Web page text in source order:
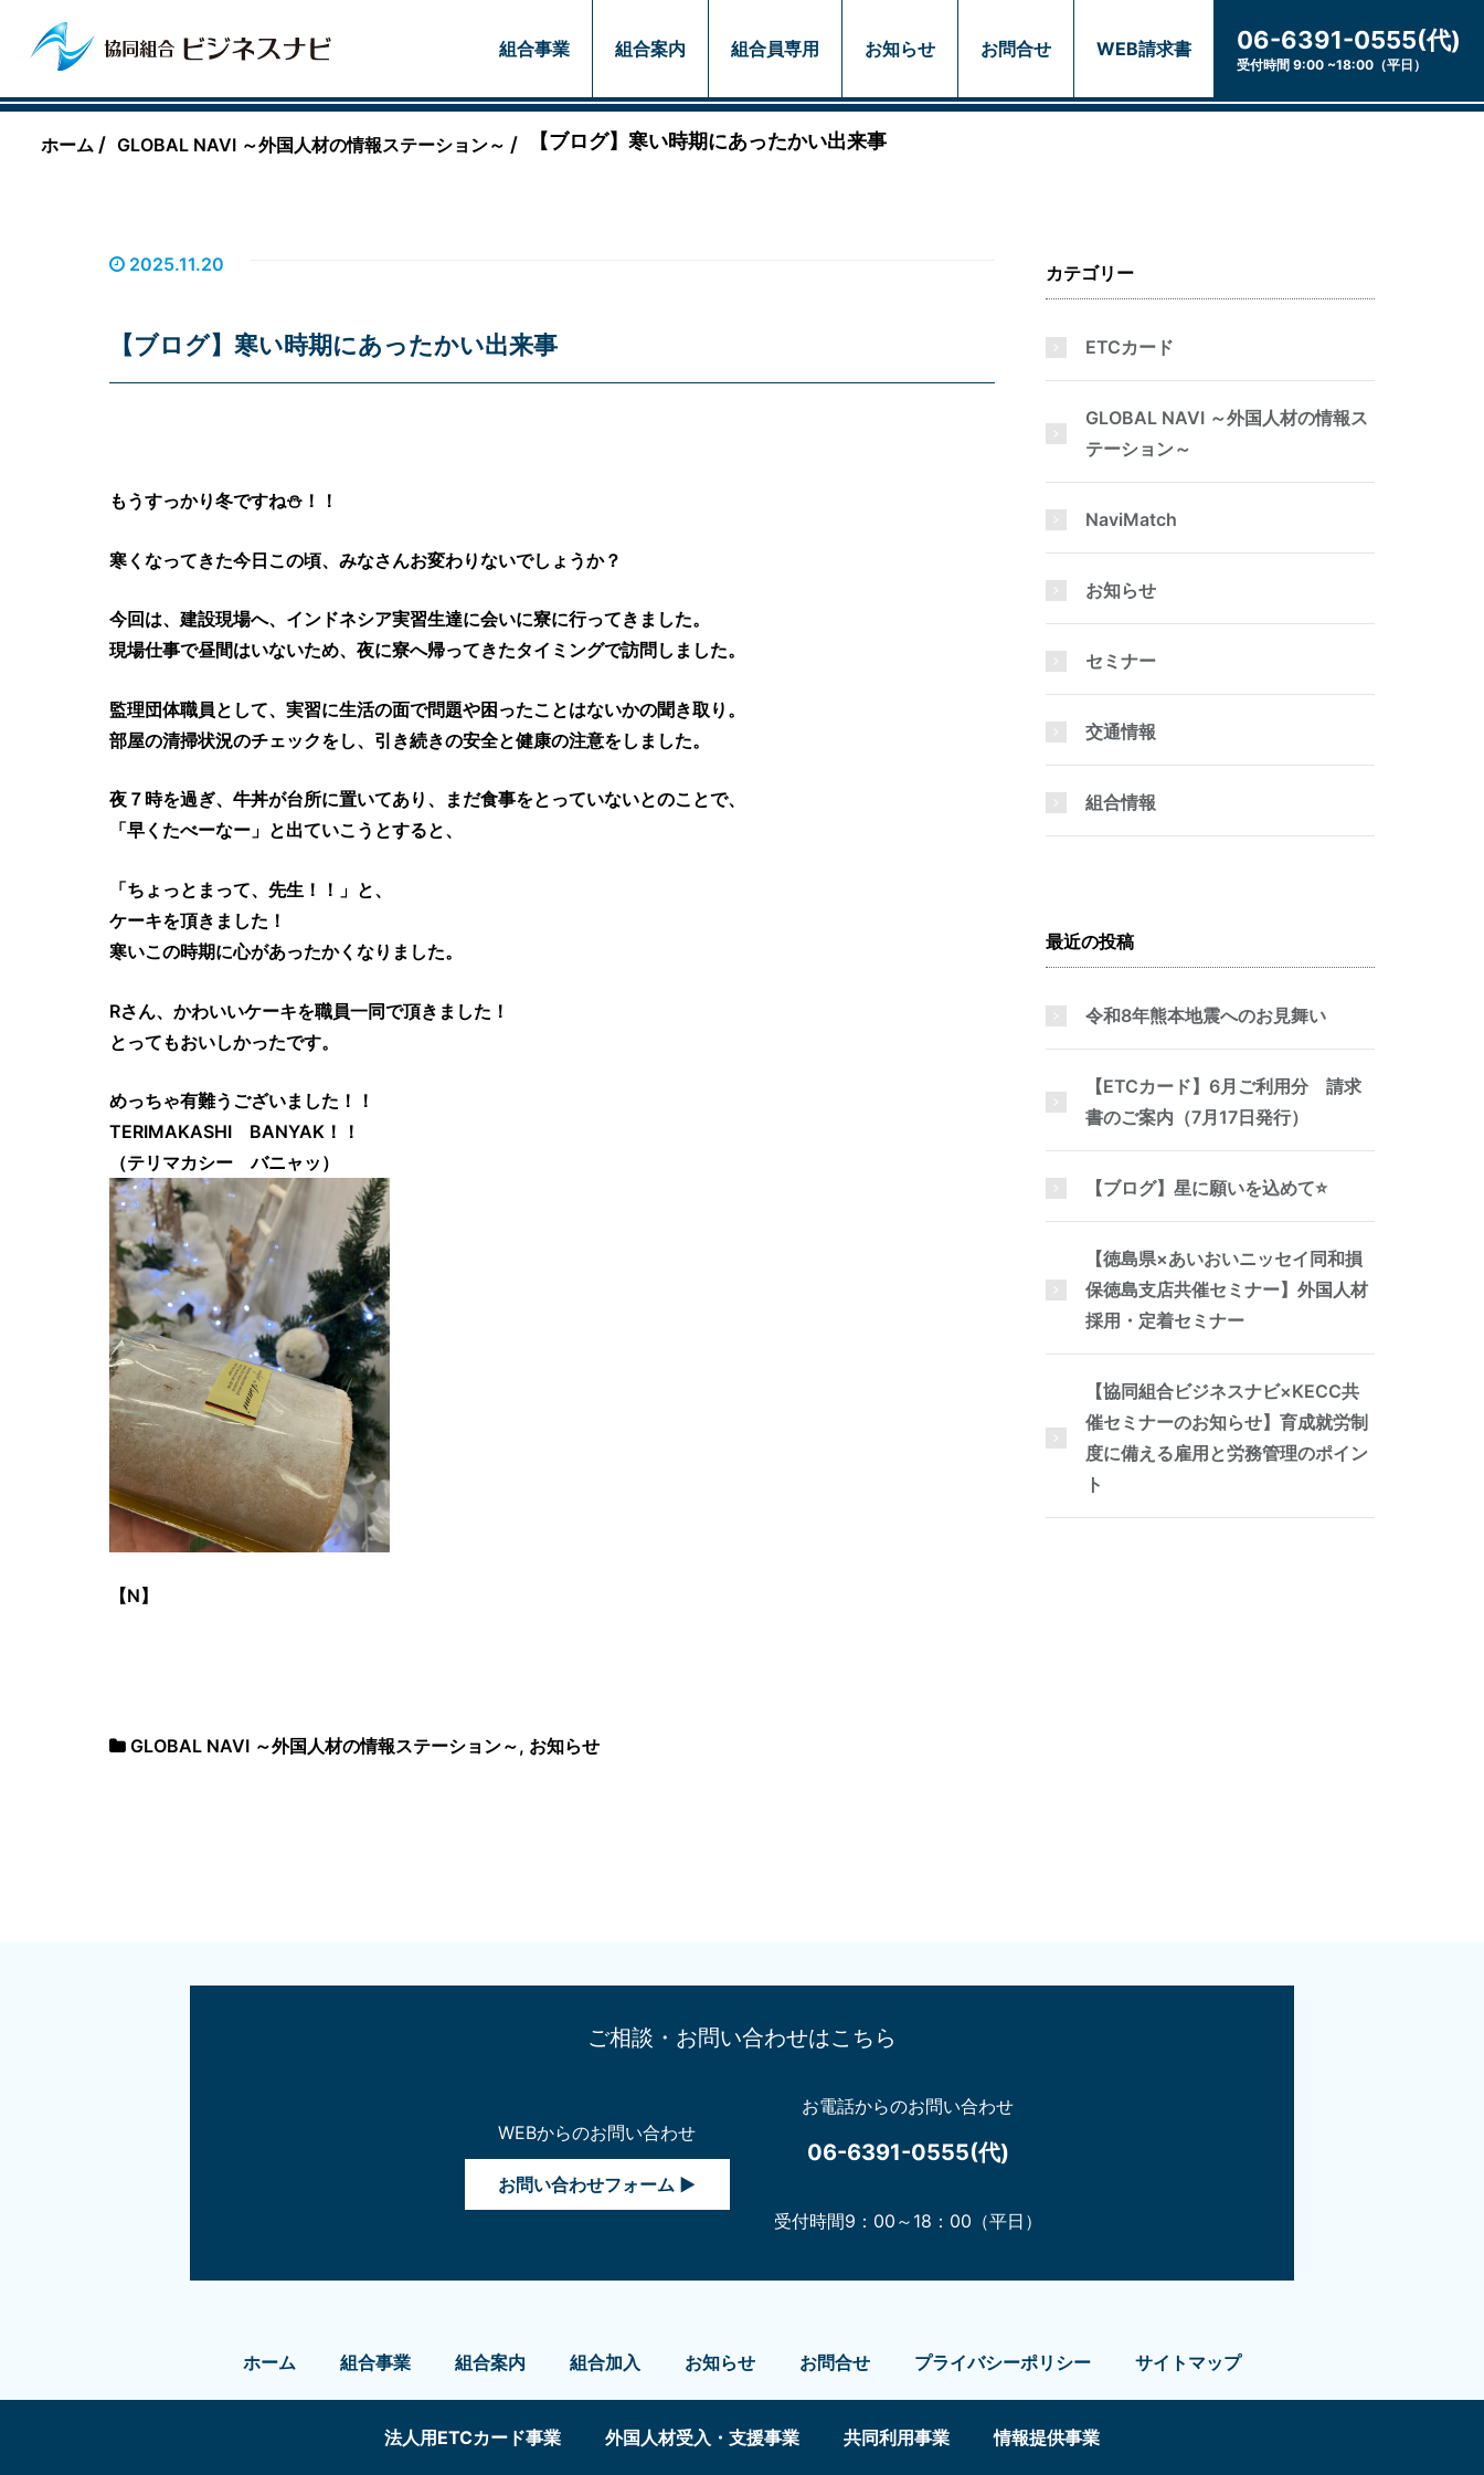
組合事業 組合案内 組合員専用 お知らせ お問合せ WEB請求書 06-6391-0555(代)
受付時間 9:00 ~18:00（平日）
ホーム / GLOBAL NAVI ～外国人材の情報ステーション～ / 【ブログ】寒い時期にあったかい出来事
2025.11.20
【ブログ】寒い時期にあったかい出来事
もうすっかり冬ですね⛄！！
寒くなってきた今日この頃、みなさんお変わりないでしょうか？
今回は、建設現場へ、インドネシア実習生達に会いに寮に行ってきました。
現場仕事で昼間はいないため、夜に寮へ帰ってきたタイミングで訪問しました。
監理団体職員として、実習に生活の面で問題や困ったことはないかの聞き取り。
部屋の清掃状況のチェックをし、引き続きの安全と健康の注意をしました。
夜７時を過ぎ、牛丼が台所に置いてあり、まだ食事をとっていないとのことで、
「早くたべーなー」と出ていこうとすると、
「ちょっとまって、先生！！」と、
ケーキを頂きました！
寒いこの時期に心があったかくなりました。
Rさん、かわいいケーキを職員一同で頂きました！
とってもおいしかったです。
めっちゃ有難うございました！！
TERIMAKASHI BANYAK！！
（テリマカシー バニャッ）
【N】
GLOBAL NAVI ～外国人材の情報ステーション～, お知らせ
カテゴリー
ETCカード
GLOBAL NAVI ～外国人材の情報ス
テーション～
NaviMatch
お知らせ
セミナー
交通情報
組合情報
最近の投稿
令和8年熊本地震へのお見舞い
【ETCカード】6月ご利用分 請求
書のご案内（7月17日発行）
【ブログ】星に願いを込めて⭐
【徳島県×あいおいニッセイ同和損
保徳島支店共催セミナー】外国人材
採用・定着セミナー
【協同組合ビジネスナビ×KECC共
催セミナーのお知らせ】育成就労制
度に備える雇用と労務管理のポイン
ト
ご相談・お問い合わせはこちら
WEBからのお問い合わせ
お問い合わせフォーム ▶
お電話からのお問い合わせ
06-6391-0555(代)
受付時間9：00～18：00（平日）
ホーム 組合事業 組合案内 組合加入 お知らせ お問合せ プライバシーポリシー サイトマップ
法人用ETCカード事業 外国人材受入・支援事業 共同利用事業 情報提供事業